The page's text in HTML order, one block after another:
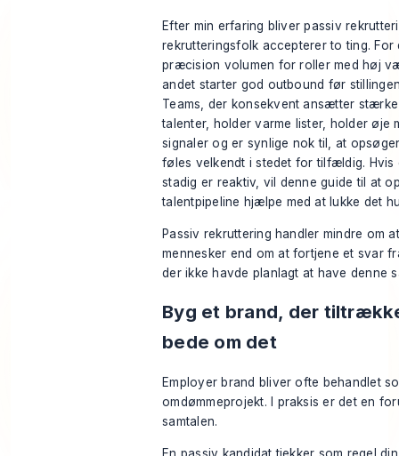
Efter min erfaring bliver passiv
rekrutteringsfolk accepterer to ting. For
præcision volumen for roller med høj
andet starter god outbound før
Teams, der konsekvent ansætter
talenter, holder varme lister, holder øje
signaler og er synlige nok til, at
føles velkendt i stedet for tilfældig. Hvis
stadig er reaktiv, vil denne guide til at
talentpipeline hjælpe med at lukke det
Passiv rekruttering handler mindre om
mennesker end om at fortjene et svar
der ikke havde planlagt at have denne
Byg et brand, der
bede om det
Employer brand bliver ofte behandlet
omdømmeprojekt. I praksis er det en
samtalen.
En passiv kandidat tjekker som regel